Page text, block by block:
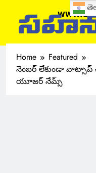
Home
Featured
నెంబర్ లేకుండా వాట్సాప్
యూజర్ నేమ్స్